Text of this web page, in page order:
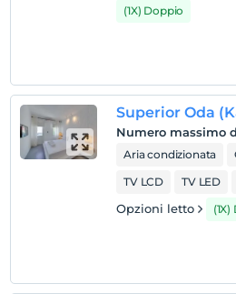
1 bambino/i fino all'età di 6 per
(1X) Doppio
Superior Oda
Numero massimo
Aria condizionata
TV LCD
TV LED
Opzioni letto